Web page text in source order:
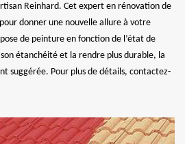
Reinhard. Cet expert en rénovation de
donner une nouvelle allure à votre
de peinture en fonction de l’état de
étanchéité et la rendre plus durable, la
suggérée. Pour plus de détails, contactez-